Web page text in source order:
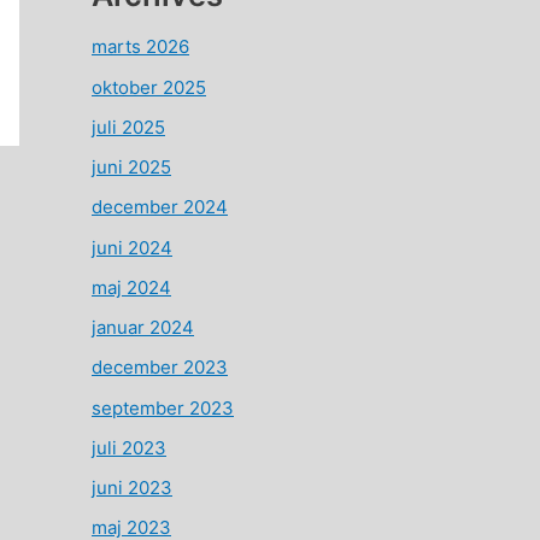
marts 2026
oktober 2025
juli 2025
juni 2025
december 2024
juni 2024
maj 2024
januar 2024
december 2023
september 2023
juli 2023
juni 2023
maj 2023